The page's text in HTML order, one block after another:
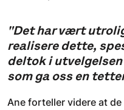
"Det har vært
realisere dette,
deltok i
som ga oss en
Ane forteller videre at